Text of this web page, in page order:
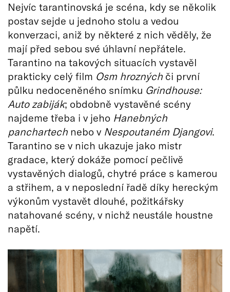
Nejvíc tarantinovská je scéna, kdy se několik
postav sejde u jednoho stolu a vedou
konverzaci, aniž by některé z nich věděly, že
mají před sebou své úhlavní nepřátele.
Tarantino na takových situacích vystavěl
prakticky celý film Osm hrozných či první
půlku nedoceněného snímku Grindhouse:
Auto zabiják; obdobně vystavěné scény
najdeme třeba i v jeho Hanebných
panchartech nebo v Nespoutaném Djangovi.
Tarantino se v nich ukazuje jako mistr
gradace, který dokáže pomocí pečlivě
vystavěných dialogů, chytré práce s kamerou
a střihem, a v neposlední řadě díky hereckým
výkonům vystavět dlouhé, požitkářsky
natahované scény, v nichž neustále houstne
napětí.